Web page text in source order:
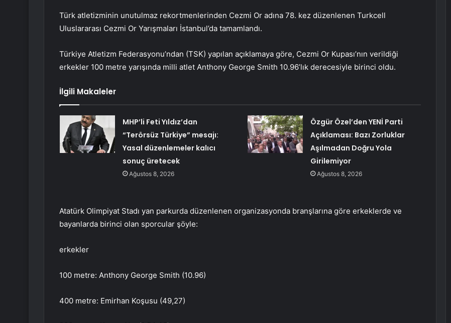
Türk atletizminin unutulmaz rekortmenlerinden Cezmi Or adına 78. kez düzenlenen Turkcell
Uluslararası Cezmi Or Yarışmaları İstanbul’da tamamlandı.
Türkiye Atletizm Federasyonu’ndan (TSK) yapılan açıklamaya göre, Cezmi Or Kupası’nın verildiği
erkekler 100 metre yarışında milli atlet Anthony George Smith 10.96’lık derecesiyle birinci oldu.
İlgili Makaleler
MHP’li Feti Yıldız’dan
“Terörsüz Türkiye” mesajı:
Yasal düzenlemeler kalıcı
sonuç üretecek
Ağustos 8, 2026
Özgür Özel’den YENİ Parti
Açıklaması: Bazı Zorluklar
Aşılmadan Doğru Yola
Girilemiyor
Ağustos 8, 2026
Atatürk Olimpiyat Stadı yan parkurda düzenlenen organizasyonda branşlarına göre erkeklerde ve
bayanlarda birinci olan sporcular şöyle:
erkekler
100 metre: Anthony George Smith (10.96)
400 metre: Emirhan Koşusu (49,27)